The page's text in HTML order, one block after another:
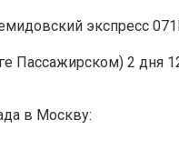
экспресс
Пассажирском) 2 дня
в Москву: